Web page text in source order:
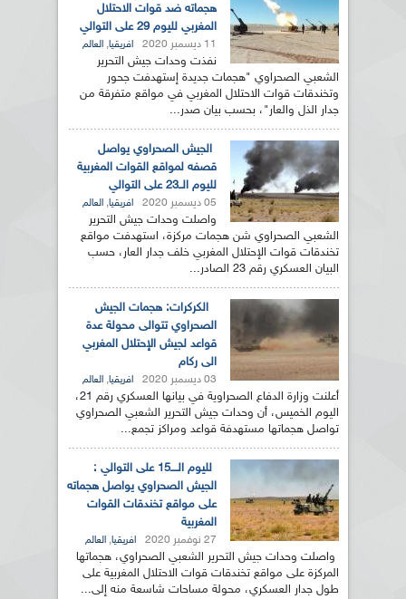
هجماته ضد قوات الاحتلال
المغربي لليوم 29 على التوالي
11 ديسمبر 2020 افريقيا, العالم
نفذت وحدات جيش التحرير
الشعبي الصحراوي "هجمات جديدة إستهدفت جحور
وتخندقات قوات الاحتلال المغربي في مواقع متفرقة من
جدار الذل والعار"، بحسب بيان صدر...
الجيش الصحراوي يواصل
قصفه لمواقع القوات المغربية
لليوم الــ23 على التوالي
05 ديسمبر 2020 افريقيا, العالم
واصلت وحدات جيش التحرير
الشعبي الصحراوي شن هجمات مركزة، استهدفت مواقع
تخندقات قوات الإحتلال المغربي خلف جدار العار، حسب
البيان العسكري رقم 23 الصادر...
الكركرات: هجمات الجيش
الصحراوي تتوالى محولة عدة
قواعد لجيش الإحتلال المغربي
الى ركام
03 ديسمبر 2020 افريقيا, العالم
أعلنت وزارة الدفاع الصحراوية في بيانها العسكري رقم 21،
اليوم الخميس، أن وحدات جيش التحرير الشعبي الصحراوي
تواصل هجماتها مستهدفة قواعد ومراكز تجمع...
لليوم الــــ15 على التوالي :
الجيش الصحراوي يواصل هجماته
على مواقع تخندقات القوات
المغربية
27 نوفمبر 2020 افريقيا, العالم
واصلت وحدات جيش التحرير الشعبي الصحراوي، هجماتها
المركزة على مواقع تخندقات قوات الاحتلال المغربية على
طول جدار العسكري، محولة مساحات شاسعة منه إلى...